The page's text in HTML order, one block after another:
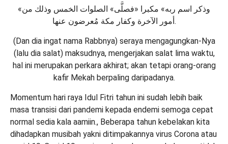
«وذكر اسم ربه» مكبرا «فصلَّى» الصلوات الخمس وذلك من
أمور الآخرة وكفار مكة مُعرضون عنها.
(Dan dia ingat nama Rabbnya) seraya mengagungkan-Nya
(lalu dia salat) maksudnya, mengerjakan salat lima waktu,
hal ini merupakan perkara akhirat; akan tetapi orang-orang
kafir Mekah berpaling daripadanya.
Momentum hari raya Idul Fitri tahun ini sudah lebih baik
masa transisi dari pandemi kepada endemi semoga cepat
normal sedia kala aamiin., Beberapa tahun kebelakan kita
dihadapkan musibah yakni ditimpakannya virus Corona atau